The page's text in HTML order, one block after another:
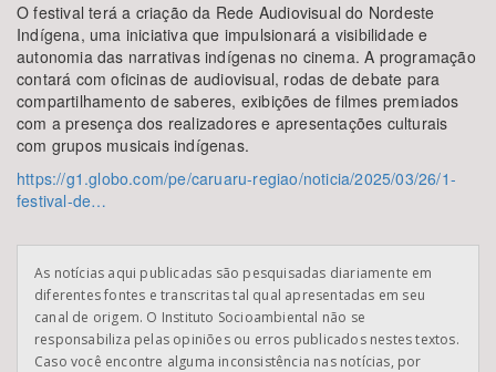
O festival terá a criação da Rede Audiovisual do Nordeste
Indígena, uma iniciativa que impulsionará a visibilidade e
autonomia das narrativas indígenas no cinema. A programação
contará com oficinas de audiovisual, rodas de debate para
compartilhamento de saberes, exibições de filmes premiados
com a presença dos realizadores e apresentações culturais
com grupos musicais indígenas.
https://g1.globo.com/pe/caruaru-regiao/noticia/2025/03/26/1-
festival-de…
As notícias aqui publicadas são pesquisadas diariamente em
diferentes fontes e transcritas tal qual apresentadas em seu
canal de origem. O Instituto Socioambiental não se
responsabiliza pelas opiniões ou erros publicados nestes textos.
Caso você encontre alguma inconsistência nas notícias, por